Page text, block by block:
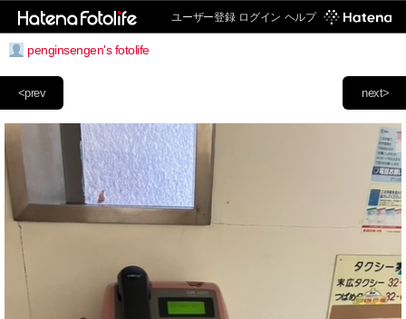
ユーザー登録 ログイン ヘルプ
penginsengen's fotolife
next>
<prev